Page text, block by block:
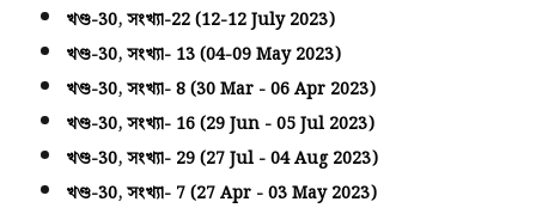
খণ্ড-30, সংখ্যা-22 (12-12 July 2023)
খণ্ড-30, সংখ্যা- 13 (04-09 May 2023)
খণ্ড-30, সংখ্যা- 8 (30 Mar - 06 Apr 2023)
খণ্ড-30, সংখ্যা- 16 (29 Jun - 05 Jul 2023)
খণ্ড-30, সংখ্যা- 29 (27 Jul - 04 Aug 2023)
খণ্ড-30, সংখ্যা- 7 (27 Apr - 03 May 2023)